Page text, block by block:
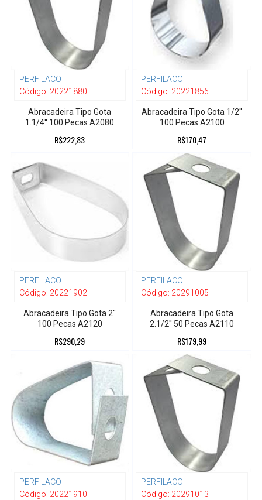
PERFILACO
Código: 20221880
Abracadeira Tipo Gota
1.1/4'' 100 Pecas A2080
R$222,83
PERFILACO
Código: 20221856
Abracadeira Tipo Gota 1/2''
100 Pecas A2100
R$170,47
PERFILACO
Código: 20221902
Abracadeira Tipo Gota 2''
100 Pecas A2120
R$290,29
PERFILACO
Código: 20291005
Abracadeira Tipo Gota
2.1/2'' 50 Pecas A2110
R$179,99
PERFILACO
Código: 20221910
PERFILACO
Código: 20291013